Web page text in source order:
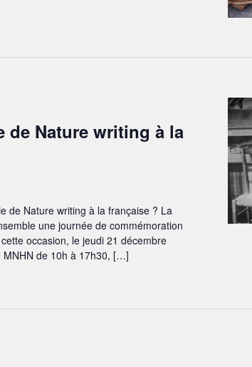
de Nature writing à la
de Nature writing à la française ? La
une journée de commémoration
occasion, le jeudi 21 décembre
MNHN de 10h à 17h30, […]